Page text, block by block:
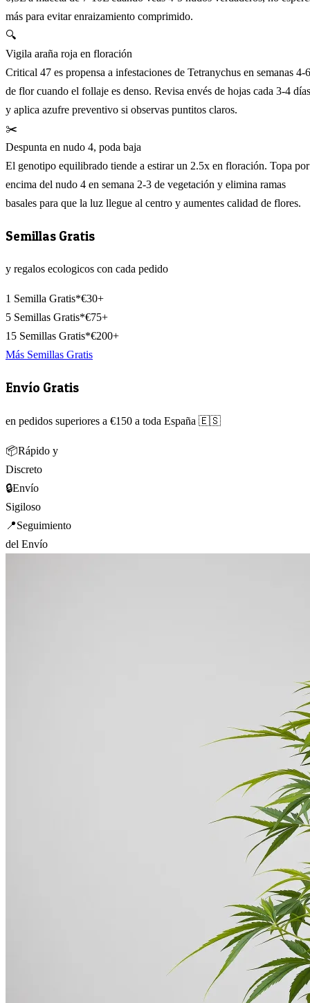
más para evitar enraizamiento comprimido.
🔍
Vigila araña roja en floración
Critical 47 es propensa a infestaciones de Tetranychus en semanas 4-6
de flor cuando el follaje es denso. Revisa envés de hojas cada 3-4 días
y aplica azufre preventivo si observas puntitos claros.
✂️
Despunta en nudo 4, poda baja
El genotipo equilibrado tiende a estirar un 2.5x en floración. Topa por
encima del nudo 4 en semana 2-3 de vegetación y elimina ramas
basales para que la luz llegue al centro y aumentes calidad de flores.
Semillas Gratis
y regalos ecologicos con cada pedido
1 Semilla Gratis*€30+
5 Semillas Gratis*€75+
15 Semillas Gratis*€200+
Más Semillas Gratis
Envío Gratis
en pedidos superiores a €150 a toda España 🇪🇸
📦Rápido y
Discreto
🔒Envío
Sigiloso
📍Seguimiento
del Envío